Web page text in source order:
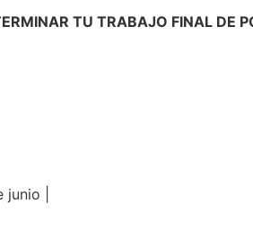
TU TRABAJO FINAL DE
|